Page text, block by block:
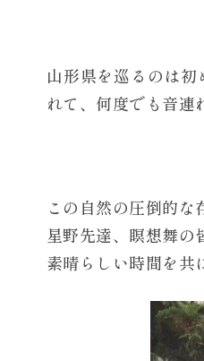
山形県を巡るのは
れて、何度でも音連
この自然の圧倒的
星野先達、瞑想舞の
素晴らしい時間を共